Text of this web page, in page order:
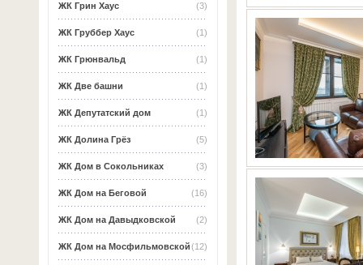
(3)
ЖК Грин Хаус
(1)
ЖК Груббер Хаус
(1)
ЖК Грюнвальд
(1)
ЖК Две башни
(1)
ЖК Депутатский дом
(5)
ЖК Долина Грёз
(3)
ЖК Дом в Сокольниках
(16)
ЖК Дом на Беговой
(2)
ЖК Дом на Давыдковской
(12)
ЖК Дом на Мосфильмовской